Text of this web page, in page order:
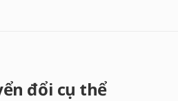
đổi cụ thể